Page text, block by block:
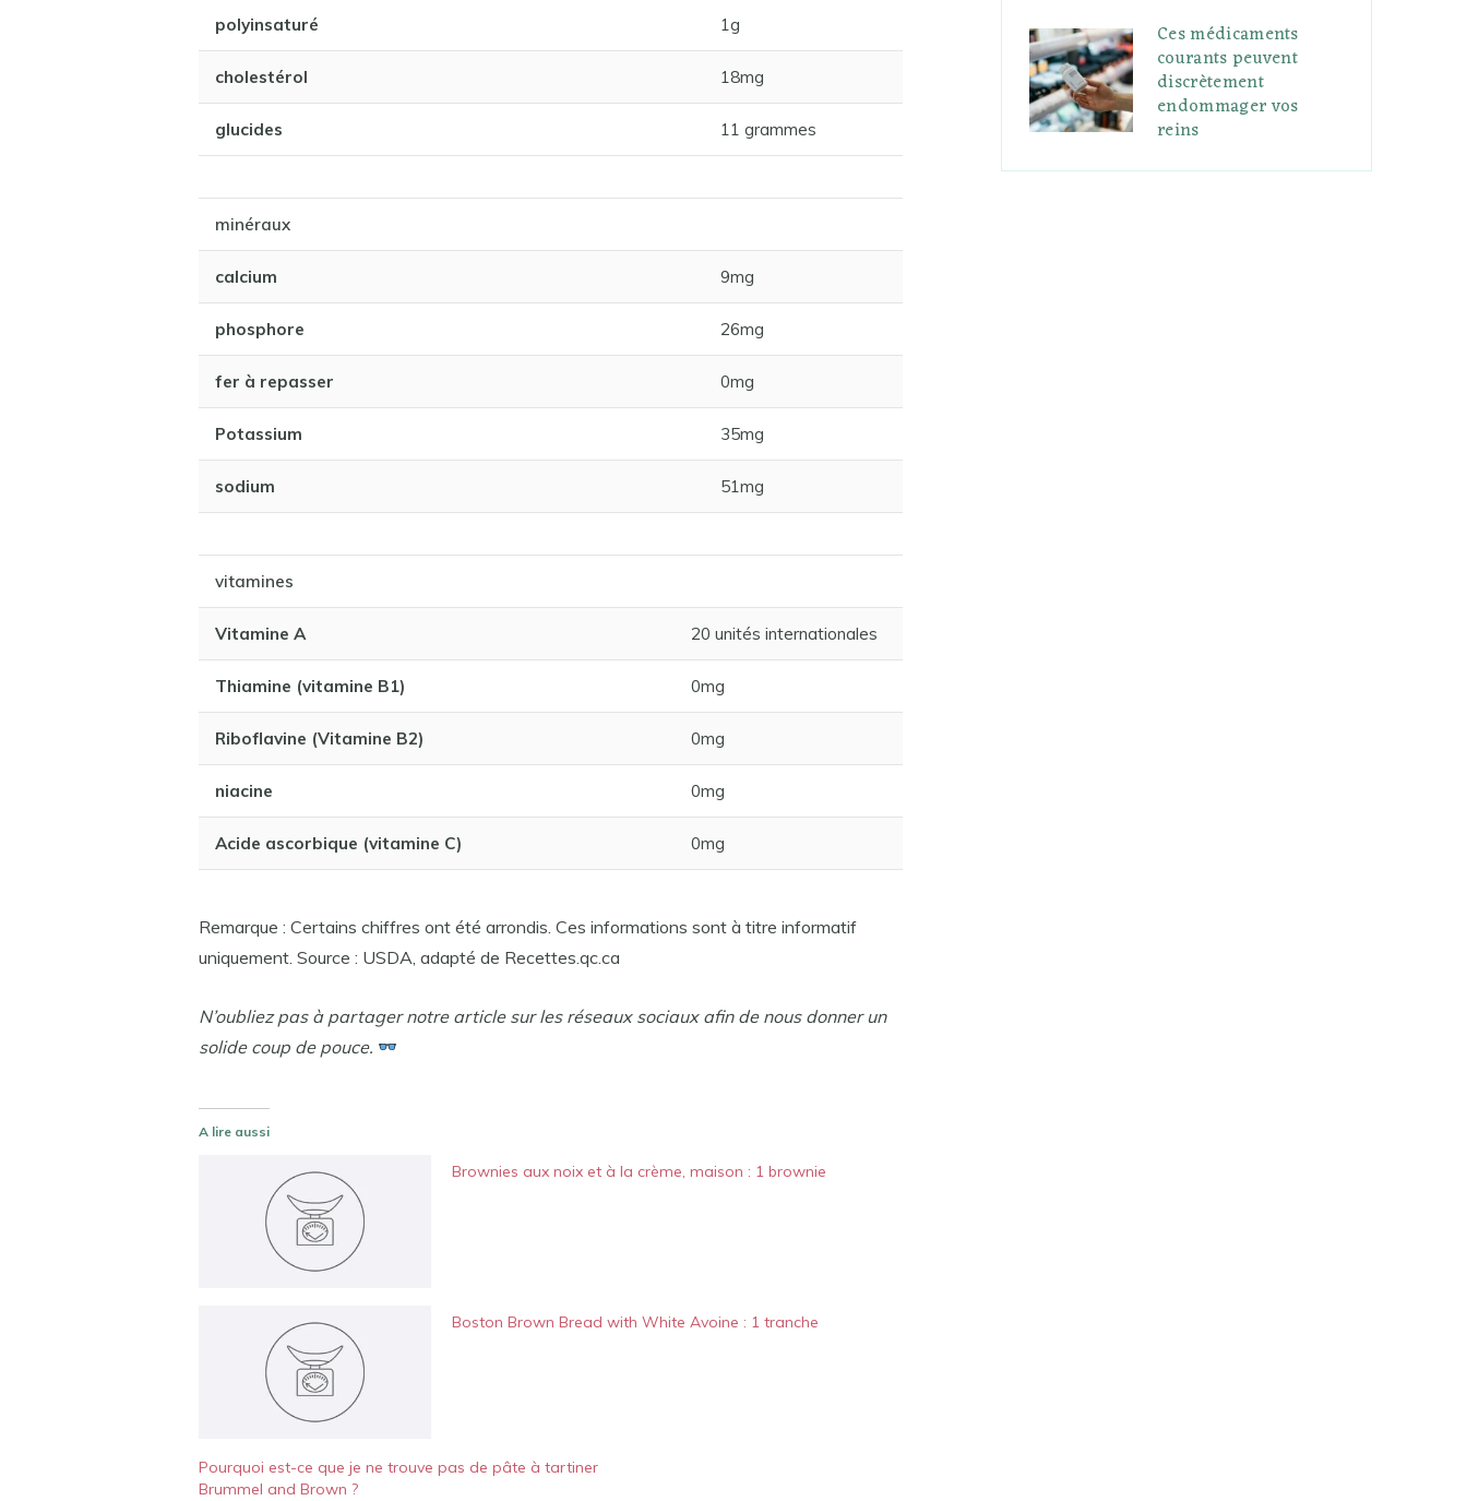
polyinsaturé 1g
cholestérol 18mg
glucides 11 grammes
minéraux
calcium 9mg
phosphore 26mg
fer à repasser 0mg
Potassium 35mg
sodium 51mg
vitamines
Vitamine A 20 unités internationales
Thiamine (vitamine B1) 0mg
Riboflavine (Vitamine B2) 0mg
niacine 0mg
Acide ascorbique (vitamine C) 0mg
Remarque : Certains chiffres ont été arrondis. Ces informations sont à titre informatif
uniquement. Source : USDA, adapté de Recettes.qc.ca
N’oubliez pas à partager notre article sur les réseaux sociaux afin de nous donner un
solide coup de pouce.
A lire aussi
Brownies aux noix et à la crème, maison : 1 brownie
Boston Brown Bread with White Avoine : 1 tranche
Pourquoi est-ce que je ne trouve pas de pâte à tartiner
Brummel and Brown ?
Ces médicaments
courants peuvent
discrètement
endommager vos
reins